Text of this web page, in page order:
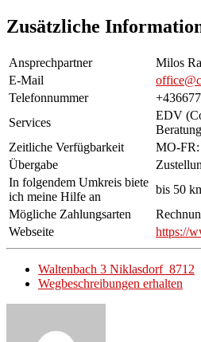
Zusätzliche
Ansprechpartner
Milos
E-Mail
Telefonnummer
Services
EDV
Zeitliche Verfügbarkeit
MO-FR:
Übergabe
In folgendem Umkreis biete
ich meine Hilfe an
bis 50
Mögliche Zahlungsarten
Webseite
https://
Waltenbach 3 Niklasdorf 8712
Wegbeschreibungen erhalten